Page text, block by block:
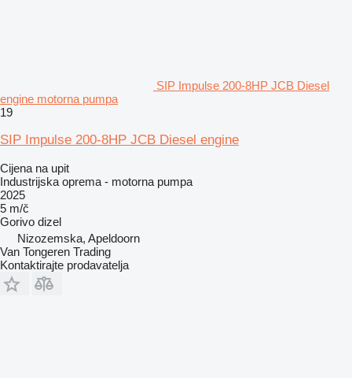
SIP Impulse 200-8HP JCB Diesel
engine motorna pumpa
19
SIP Impulse 200-8HP JCB Diesel engine
Cijena na upit
Industrijska oprema - motorna pumpa
2025
5 m/č
Gorivo dizel
Nizozemska, Apeldoorn
Van Tongeren Trading
Kontaktirajte prodavatelja